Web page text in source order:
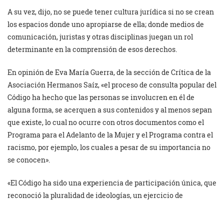
A su vez, dijo, no se puede tener cultura jurídica si no se crean
los espacios donde uno apropiarse de ella; donde medios de
comunicación, juristas y otras disciplinas juegan un rol
determinante en la comprensión de esos derechos.
En opinión de Eva María Guerra, de la sección de Crítica de la
Asociación Hermanos Saíz, «el proceso de consulta popular del
Código ha hecho que las personas se involucren en él de
alguna forma, se acerquen a sus contenidos y al menos sepan
que existe, lo cual no ocurre con otros documentos como el
Programa para el Adelanto de la Mujer y el Programa contra el
racismo, por ejemplo, los cuales a pesar de su importancia no
se conocen».
«El Código ha sido una experiencia de participación única, que
reconoció la pluralidad de ideologías, un ejercicio de